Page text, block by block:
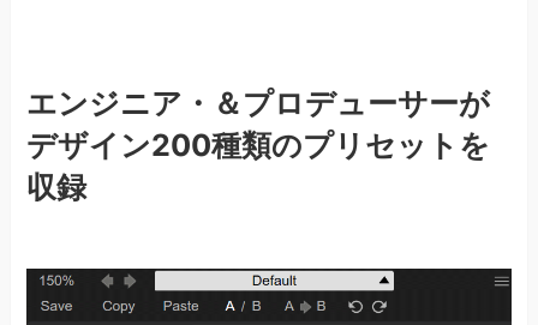
エンジニア・＆プロデューサーが
デザイン200種類のプリセットを
収録